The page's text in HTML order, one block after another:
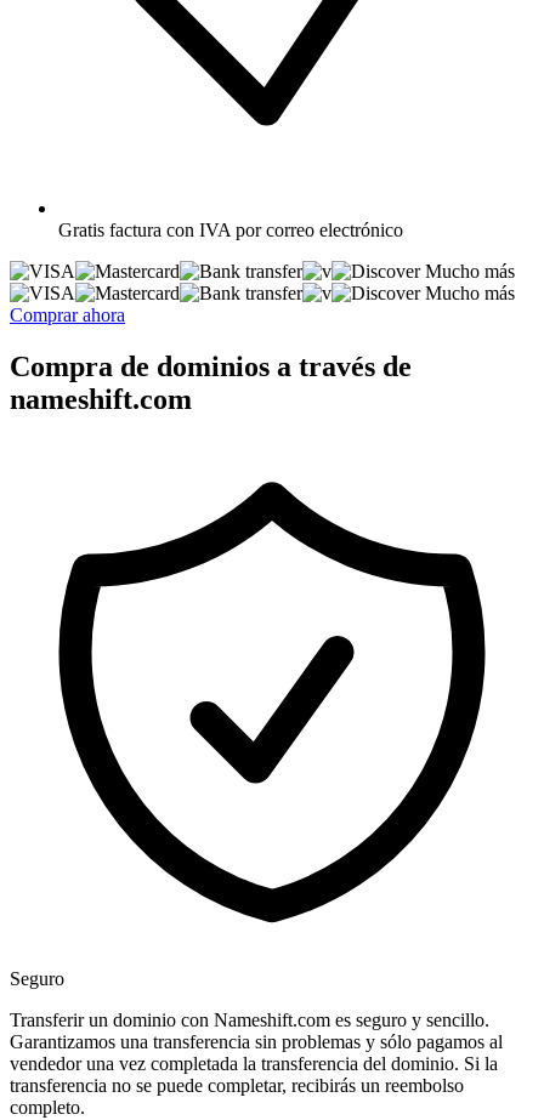
Gratis factura con IVA por correo electrónico
Mucho más
Mucho más
Comprar ahora
Compra de dominios a través de
nameshift.com
Seguro
Transferir un dominio con Nameshift.com es seguro y sencillo.
Garantizamos una transferencia sin problemas y sólo pagamos al
vendedor una vez completada la transferencia del dominio. Si la
transferencia no se puede completar, recibirás un reembolso
completo.